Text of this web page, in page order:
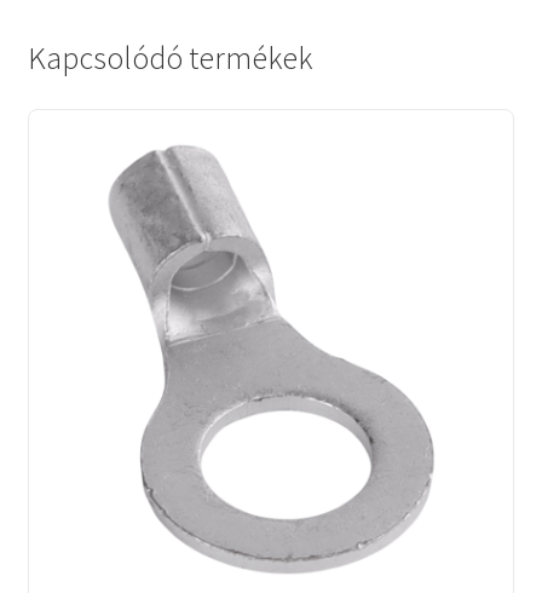
Kapcsolódó termékek